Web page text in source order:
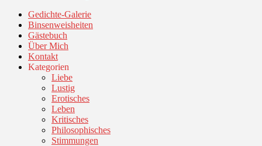
Gedichte-Galerie
Binsenweisheiten
Gästebuch
Über Mich
Kontakt
Kategorien
Liebe
Lustig
Erotisches
Leben
Kritisches
Philosophisches
Stimmungen